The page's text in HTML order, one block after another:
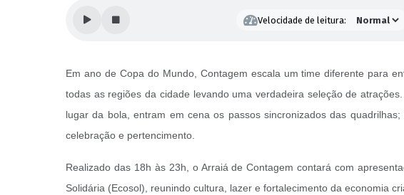
Velocidade de leitura:
Em ano de Copa do Mundo, Contagem escala um time diferente para
todas as regiões da cidade levando uma verdadeira seleção de
lugar da bola, entram em cena os passos sincronizados das
celebração e pertencimento.
Realizado das 18h às 23h, o Arraiá de Contagem contará com
Solidária (Ecosol), reunindo cultura, lazer e fortalecimento da economia